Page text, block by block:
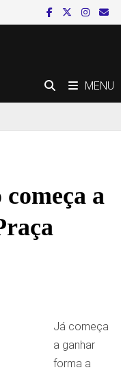
MENU
a
Já começa
a ganhar
forma a